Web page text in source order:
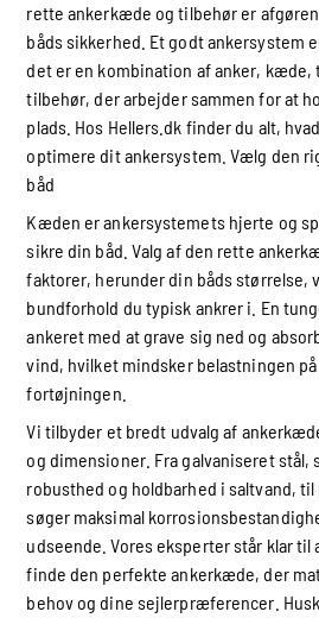
rette ankerkæde og tilbehør er
båds sikkerhed. Et godt ankersystem
det er en kombination af anker,
tilbehør, der arbejder sammen for at
plads. Hos Hellers.dk finder du alt,
optimere dit ankersystem. Vælg den
båd
Kæden er ankersystemets hjerte og
sikre din båd. Valg af den rette
faktorer, herunder din båds størrelse,
bundforhold du typisk ankrer i. En
ankeret med at grave sig ned og
vind, hvilket mindsker belastningen
fortøjningen.
Vi tilbyder et bredt udvalg af
og dimensioner. Fra galvaniseret stål,
robusthed og holdbarhed i saltvand,
søger maksimal
udseende. Vores eksperter står klar
finde den perfekte ankerkæde, der
behov og dine sejlerpræferencer.